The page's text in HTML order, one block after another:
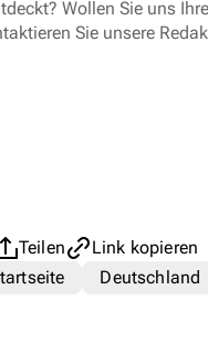
Wollen Sie uns
Sie unsere
Teilen
Link kopieren
Deutschland